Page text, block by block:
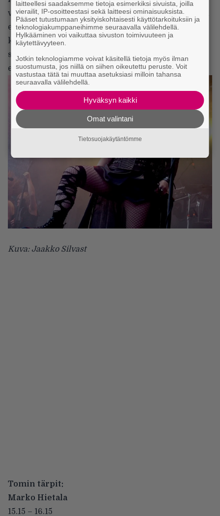
viihdyttävimpiä live-orkestereita. Bändin läsnäolo ja
energia, biisien koukuttava tarttuvuus ja
kasarihengessä kimmeltävä show ovat jo nyt mallia
stadion, joten Tuska-perjantaina on hyvä hakea
energiaa Päälavalta kello 16.15.
Kuva: Jaakko Silvast
Tomin tärpit:
Marko Hietala
15.15 – 16.15
laitteellesi saadaksemme tietoja esimerkiksi sivuista, joilla
vierailit, IP-osoitteestasi sekä laitteesi ominaisuuksista.
Pääset tutustumaan yksityiskohtaisesti käyttötarkoituksiin ja
teknologiakumppaneihimme seuraavalla välilehdellä.
Hylkääminen voi vaikuttaa sivuston toimivuuteen ja
käytettävyyteen.
Jotkin teknologiamme voivat käsitellä tietoja myös ilman
suostumusta, jos niillä on siihen oikeutettu peruste. Voit
vastustaa tätä tai muuttaa asetuksiasi milloin tahansa
seuraavalla välilehdellä.
Hyväksyn kaikki
Omat valintani
Tietosuojakäytäntömme